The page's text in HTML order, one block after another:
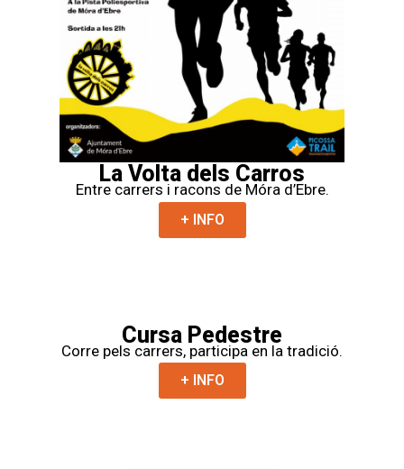
La Volta dels Carros
Entre carrers i racons de Móra d’Ebre.
+ INFO
Cursa Pedestre
Corre pels carrers, participa en la tradició.
+ INFO